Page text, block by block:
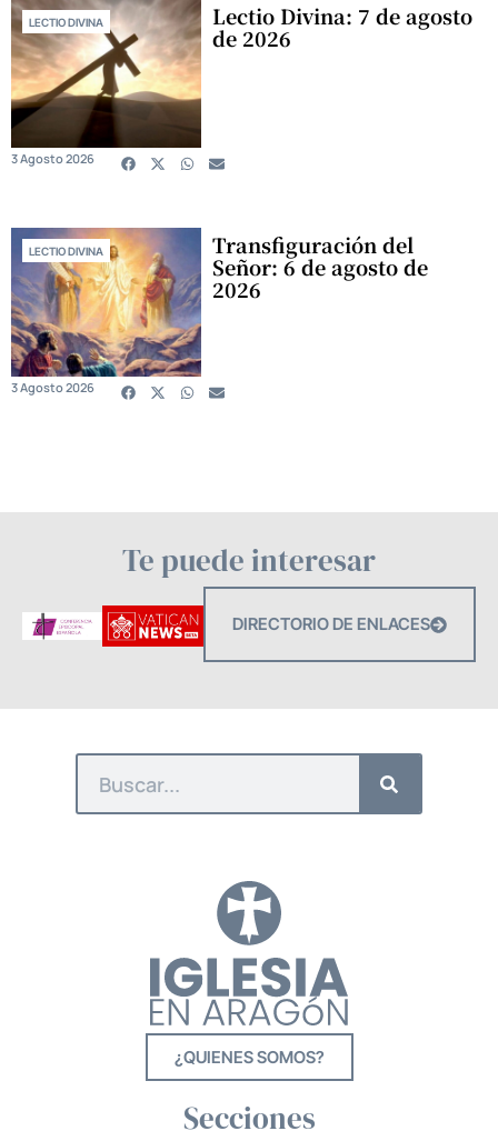
LECTIO DIVINA Lectio Divina: 7 de agosto
de 2026
3 Agosto 2026
LECTIO DIVINA Transfiguración del
Señor: 6 de agosto de
2026
3 Agosto 2026
Te puede interesar
DIRECTORIO DE ENLACES
¿QUIENES SOMOS?
Secciones